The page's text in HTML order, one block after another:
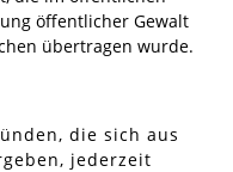
öffentlicher Gewalt
übertragen wurde.
die sich aus
jederzeit